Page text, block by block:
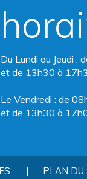
le
Facebook
le
Du Lundi au Jeudi :
et de 13h30 à
Le Vendredi : de
et de 13h30 à
PLAN DU